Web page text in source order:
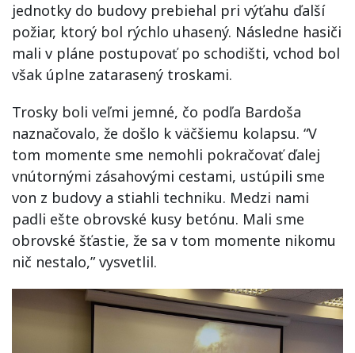
jednotky do budovy prebiehal pri výťahu ďalší
požiar, ktorý bol rýchlo uhasený. Následne hasiči
mali v pláne postupovať po schodišti, vchod bol
však úplne zatarasený troskami.
Trosky boli veľmi jemné, čo podľa Bardoša
naznačovalo, že došlo k väčšiemu kolapsu. “V
tom momente sme nemohli pokračovať ďalej
vnútornými zásahovými cestami, ustúpili sme
von z budovy a stiahli techniku. Medzi nami
padli ešte obrovské kusy betónu. Mali sme
obrovské šťastie, že sa v tom momente nikomu
nič nestalo,” vysvetlil.